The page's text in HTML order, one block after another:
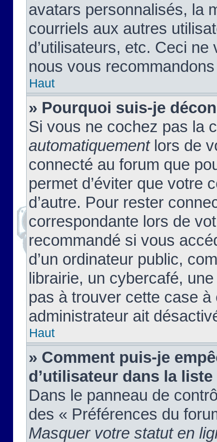
avatars personnalisés, la
courriels aux autres
d’utilisateurs, etc. Ceci
nous vous
Haut
» Pourquoi suis-je
Si vous ne cochez pas la
automatiquementlors de
connecté au forum que
permet d’éviter que votre
d’autre. Pour rester
correspondante lors de
recommandé si vous
d’un ordinateur public,
librairie, un cybercafé,
pas à trouver cette case à
administrateur ait
Haut
» Comment puis-je
d’utilisateur dans la
Dans le panneau de
des « Préférences du
Masquer votre statut en